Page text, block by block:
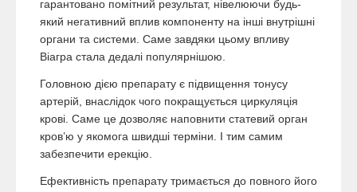
гарантовано помітний результат, нівелюючи будь-
який негативний вплив компоненту на інші внутрішні
органи та системи. Саме завдяки цьому впливу
Віагра стала дедалі популярнішою.
Головною дією препарату є підвищення тонусу
артерій, внаслідок чого покращується циркуляція
крові. Саме це дозволяє наповнити статевий орган
кров’ю у якомога швидші терміни. І тим самим
забезпечити ерекцію.
Ефективність препарату тримається до повного його